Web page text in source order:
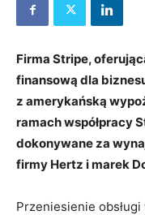
Firma Stripe,
finansową dla
z amerykańską
ramach współpracy
dokonywane za
firmy Hertz i marek
Przeniesienie